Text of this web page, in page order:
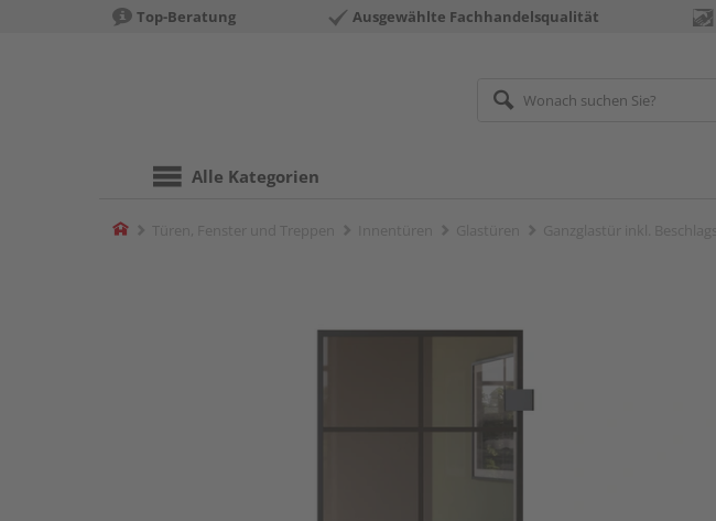
Top-Beratung Ausgewählte Fachhandelsqualität
Alle Kategorien
Home